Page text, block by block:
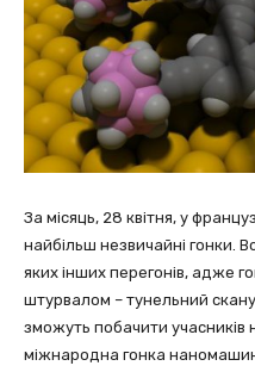
За місяць, 28 квітня, у
найбільш незвичайні гонки.
яких інших перегонів, адже
штурвалом – тунельний
зможуть побачити учасників
міжнародна гонка